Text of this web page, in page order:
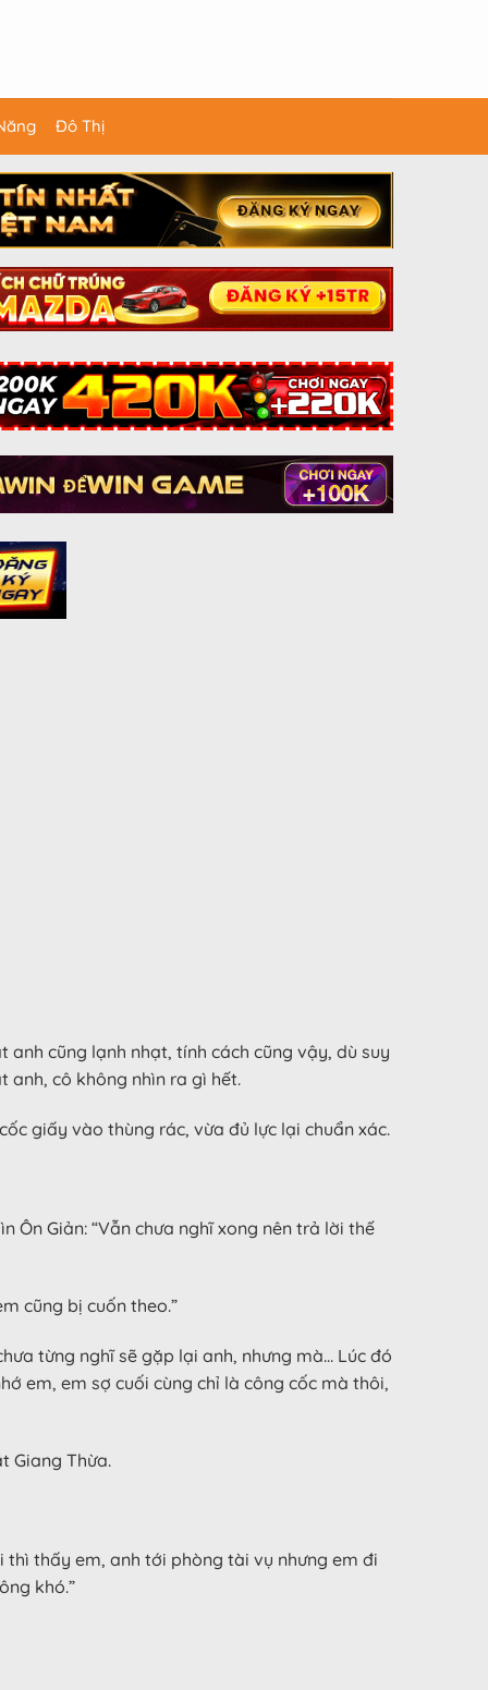
Đô Thị
cũng lạnh nhạt, tính cách cũng vậy, dù suy
cô không nhìn ra gì hết.
giấy vào thùng rác, vừa đủ lực lại chuẩn xác.
Ôn Giản: “Vẫn chưa nghĩ xong nên trả lời thế
cũng bị cuốn theo.”
từng nghĩ sẽ gặp lại anh, nhưng mà… Lúc đó
em, em sợ cuối cùng chỉ là công cốc mà thôi,
Giang Thừa.
thì thấy em, anh tới phòng tài vụ nhưng em đi
khó.”